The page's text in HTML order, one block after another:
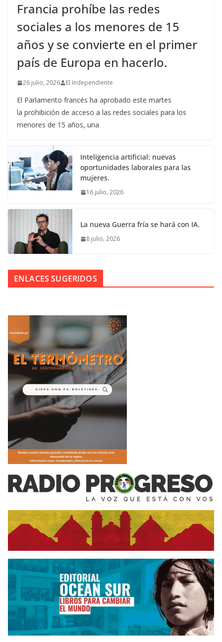
Francia prohíbe las redes
sociales a los menores de 15
años y se convierte en el primer
país de Europa en hacerlo.
26 julio, 2026 El Independiente
El Parlamento francés ha aprobado este martes
la prohibición de acceso a las redes sociales para los
menores de 15 años, una
Inteligencia artificial: nuevas
oportunidades laborales para las
mujeres.
16 julio, 2026
La nueva Guerra fría se hará con IA.
8 julio, 2026
ENLACES SUGERIDOS